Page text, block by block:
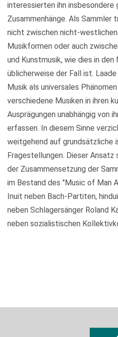
interessierten ihn
Zusammenhänge. Als Sammler
nicht zwischen nicht-
Musikformen oder auch
und Kunstmusik, wie dies in
üblicherweise der Fall ist.
Musik als universales
verschiedene Musiken in ihren
Ausprägungen unabhängig von
erfassen. In diesem Sinne
weitgehend auf grundsätzliche
Fragestellungen. Dieser
der Zusammensetzung der
im Bestand des "Music of Man
Inuit neben Bach-Partiten,
neben Schlagersänger Roland
neben sozialistischen